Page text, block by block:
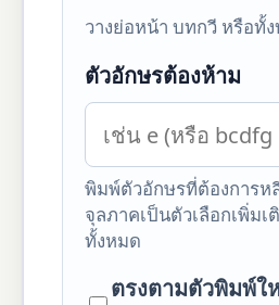
วางย่อหน้า บทกวี หรือทั้
ตัวอักษรต้องห้าม
พิมพ์ตัวอักษรที่ต้องการห
จุลภาคเป็นตัวเลือกเพิ่ม
ทั้งหมด
ตรงตามตัวพิมพ์ใ